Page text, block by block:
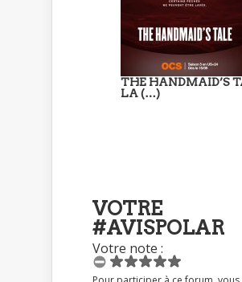
THE HANDMAID’S
LA (…)
VOTRE
#AVISPOLAR
Votre note :